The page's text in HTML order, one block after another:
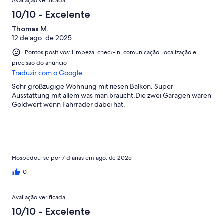
10/10 - Excelente
Thomas M.
12 de ago. de 2025
Pontos positivos: Limpeza, check-in, comunicação, localização e
precisão do anúncio
Traduzir com o Google
Sehr großzügige Wohnung mit riesen Balkon. Super
Ausstattung mit allem was man braucht.Die zwei Garagen waren
Goldwert wenn Fahrräder dabei hat.
Hospedou-se por 7 diárias em ago. de 2025
0
Avaliação verificada
10/10 - Excelente